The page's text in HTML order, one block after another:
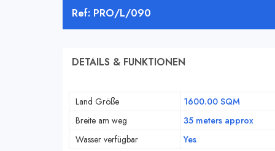
Ref: PRO/L/090
DETAILS & FUNKTIONEN
Land Größe
1600.00 SQM
Breite am weg
35 meters approx
Wasser verfügbar
Yes